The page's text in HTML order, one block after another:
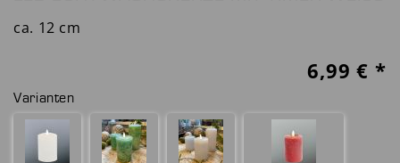
ca. 12 cm
6,99 € *
Varianten